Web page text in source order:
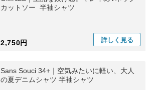
カットソー 半袖シャツ
2,750円 詳しく 見る
Sans Souci 34+｜空気みたいに軽い、大人
の夏デニムシャツ 半袖シャツ